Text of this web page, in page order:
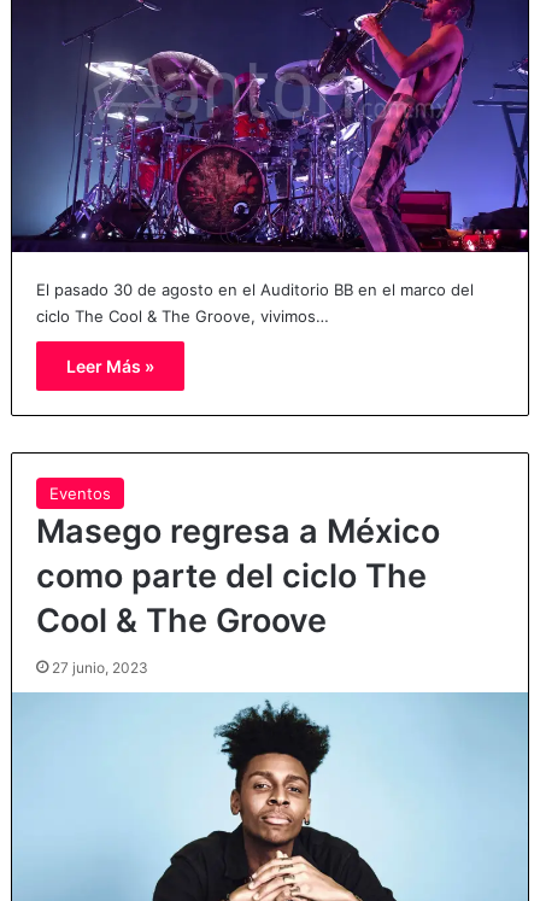
El pasado 30 de agosto en el Auditorio BB en el marco del
ciclo The Cool & The Groove, vivimos…
Leer Más »
Eventos
Masego regresa a México
como parte del ciclo The
Cool & The Groove
27 junio, 2023